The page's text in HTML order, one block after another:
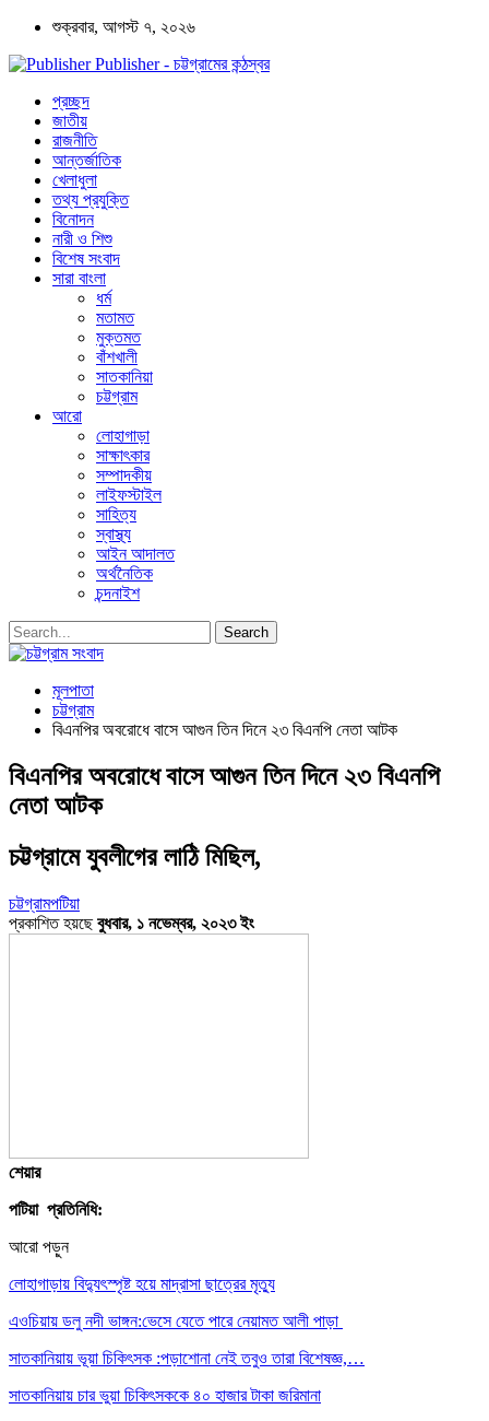
শুক্রবার, আগস্ট ৭, ২০২৬
Publisher - চট্টগ্রামের কন্ঠস্বর
প্রচ্ছদ
জাতীয়
রাজনীতি
আন্তর্জাতিক
খেলাধুলা
তথ্য প্রযুক্তি
বিনোদন
নারী ও শিশু
বিশেষ সংবাদ
সারা বাংলা
ধর্ম
মতামত
মুক্তমত
বাঁশখালী
সাতকানিয়া
চট্টগ্রাম
আরো
লোহাগাড়া
সাক্ষাৎকার
সম্পাদকীয়
লাইফস্টাইল
সাহিত্য
স্বাস্থ্য
আইন আদালত
অর্থনৈতিক
চন্দনাইশ
মূলপাতা
চট্টগ্রাম
বিএনপির অবরোধে বাসে আগুন তিন দিনে ২৩ বিএনপি নেতা আটক
বিএনপির অবরোধে বাসে আগুন তিন দিনে ২৩ বিএনপি
নেতা আটক
চট্টগ্রামে যুবলীগের লাঠি মিছিল,
চট্টগ্রামপটিয়া
প্রকাশিত হয়ছেবুধবার, ১ নভেম্বর, ২০২৩ ইং
শেয়ার
পটিয়া প্রতিনিধি:
আরো পড়ুন
লোহাগাড়ায় বিদ্যুৎস্পৃষ্ট হয়ে মাদ্রাসা ছাত্রের মৃত্যু
এওচিয়ায় ডলু নদী ভাঙ্গন:ভেসে যেতে পারে নেয়ামত আলী পাড়া
সাতকানিয়ায় ভূয়া চিকিৎসক :পড়াশোনা নেই তবুও তারা বিশেষজ্ঞ,…
সাতকানিয়ায় চার ভুয়া চিকিৎসককে ৪০ হাজার টাকা জরিমানা